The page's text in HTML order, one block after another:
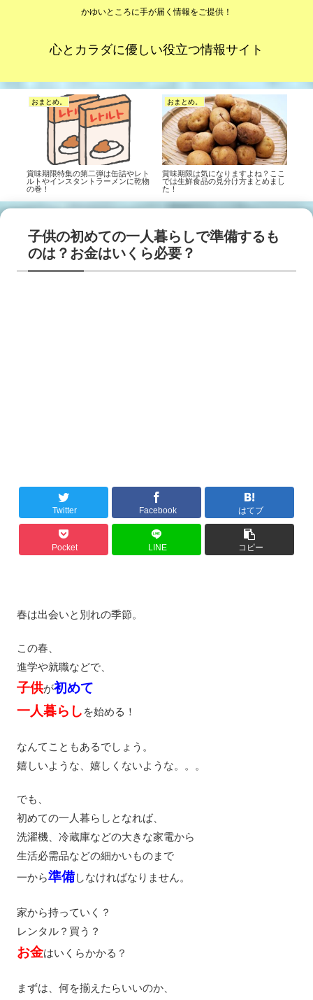
かゆいところに手が届く情報をご提供！
心とカラダに優しい役立つ情報サイト
おまとめ。
賞味期限特集の第二弾は缶詰やレト
ルトやインスタントラーメンに乾物
の巻！
おまとめ。
賞味期限は気になりますよね？ここ
では生鮮食品の見分け方まとめまし
た！
子供の初めての一人暮らしで準備するも
のは？お金はいくら必要？
Twitter Facebook はてブ
Pocket LINE コピー
春は出会いと別れの季節。
この春、
進学や就職などで、
子供が初めて
一人暮らし を始める！
なんてこともあるでしょう。
嬉しいような、嬉しくないような。。。
でも、
初めての一人暮らしとなれば、
洗濯機、冷蔵庫などの大きな家電から
生活必需品などの細かいものまで
一から準備しなければなりません。
家から持っていく？
レンタル？買う？
お金はいくらかかる？
まずは、何を揃えたらいいのか、